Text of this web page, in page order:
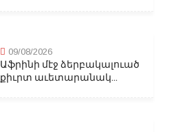
09/08/2026
Աֆրինի մէջ ձերբակալուած
քիւրտ աւետարանակ...